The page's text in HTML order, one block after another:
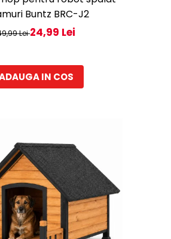
Buntz BRC-J2
Lei24,99 Lei
IN COS